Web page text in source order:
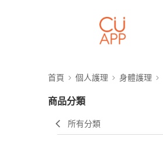
首頁 個人護理 身體護理
商品分類
所有分類